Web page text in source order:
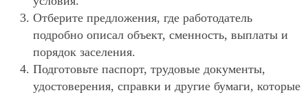
Отберите предложения, где работодатель
подробно описал объект, сменность, выплаты и
порядок заселения.
Подготовьте паспорт, трудовые документы,
удостоверения, справки и другие бумаги, которые